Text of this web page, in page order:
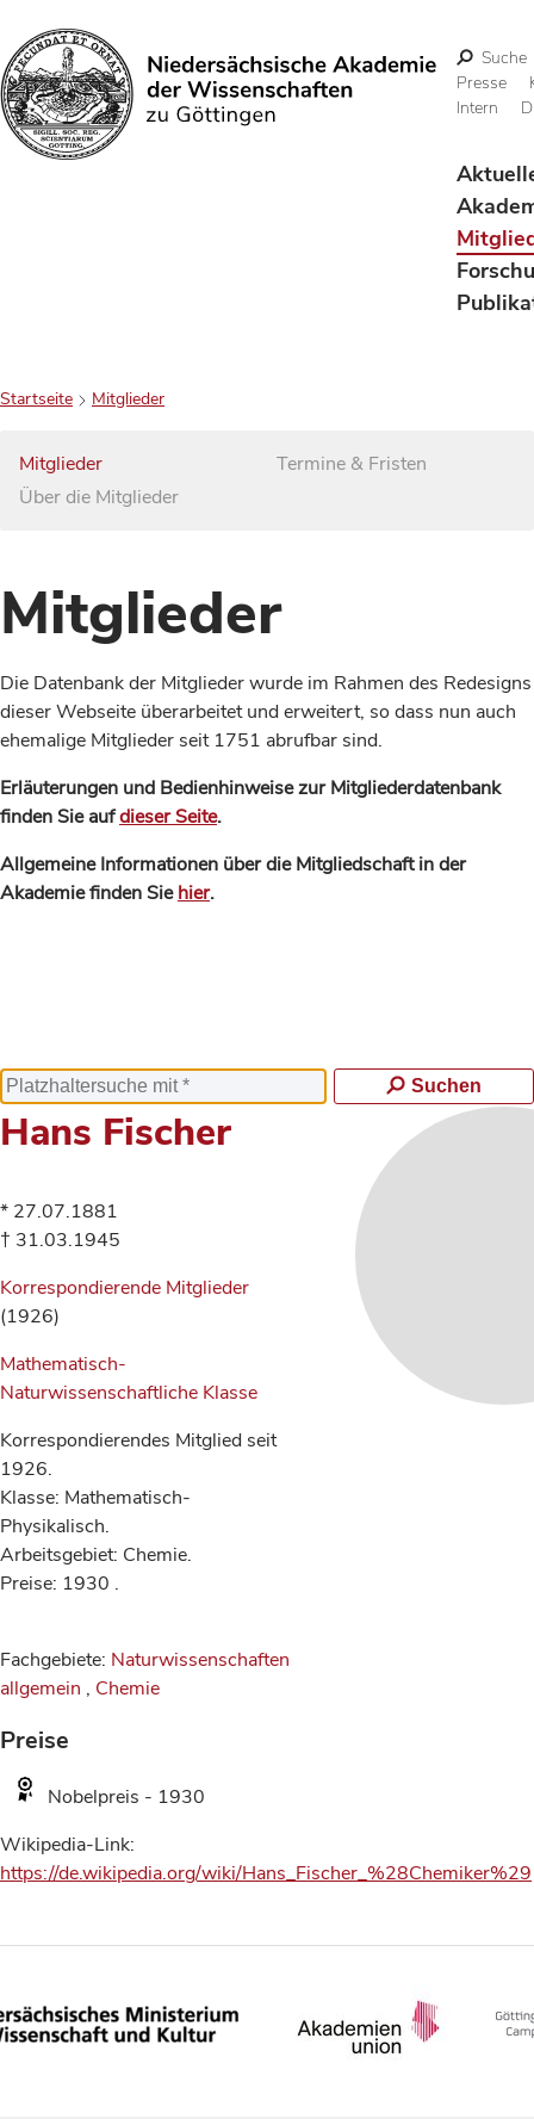
Suchen
Suche
Presse
Intern
Startseite Mitglieder
Mitglieder
Über die Mitglieder
Termine & Fristen
Mitglieder
Die Datenbank der Mitglieder wurde im Rahmen des Redesigns
dieser Webseite überarbeitet und erweitert, so dass nun auch
ehemalige Mitglieder seit 1751 abrufbar sind.
Erläuterungen und Bedienhinweise zur Mitgliederdatenbank
finden Sie aufdieser Seite.
Allgemeine Informationen über die Mitgliedschaft in der
Akademie finden Siehier.
Suchen
Hans Fischer
* 27.07.1881
† 31.03.1945
Korrespondierende Mitglieder
(1926)
Mathematisch-
Naturwissenschaftliche Klasse
Korrespondierendes Mitglied seit
1926.
Klasse: Mathematisch-
Physikalisch.
Arbeitsgebiet: Chemie.
Preise: 1930 .
Fachgebiete: Naturwissenschaften
allgemein , Chemie
Preise
Nobelpreis - 1930
Wikipedia-Link:
https://de.wikipedia.org/wiki/Hans_Fischer_%28Chemiker%29